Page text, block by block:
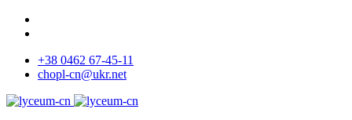
+38 0462 67-45-11
chopl-cn@ukr.net